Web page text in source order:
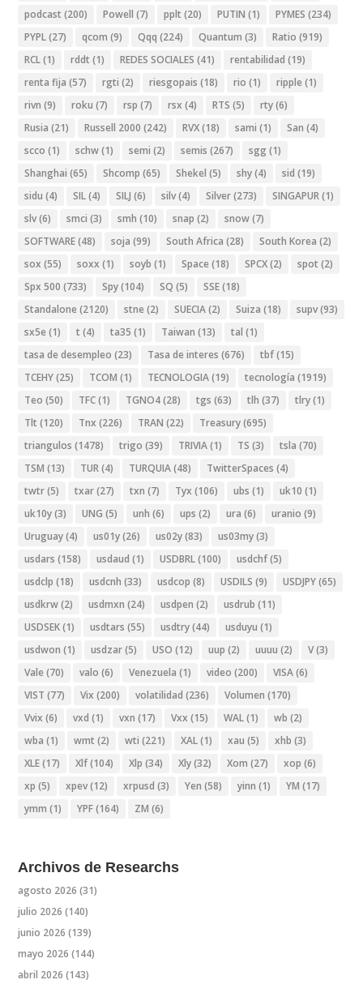
podcast (200) Powell (7) pplt (20) PUTIN (1) PYMES (234)
PYPL(27) qcom (9) Qqq (224) Quantum (3) Ratio (919)
RCL(1) rddt (1) REDES SOCIALES (41) rentabilidad (19)
renta fija (57) rgti (2) riesgopais (18) rio (1) ripple (1)
rivn (9) roku (7) rsp (7) rsx (4) RTS (5) rty(6)
Rusia (21) Russell 2000 (242) RVX(18) sami (1) San (4)
scco (1) schw(1) semi (2) semis (267) sgg (1)
Shanghai (65) Shcomp (65) Shekel (5) shy(4) sid (19)
sidu (4) SIL(4) SILJ (6) silv(4) Silver(273) SINGAPUR(1)
slv(6) smci (3) smh (10) snap (2) snow(7)
SOFTWARE(48) soja (99) South Africa (28) South Korea (2)
sox (55) soxx (1) soyb (1) Space (18) SPCX(2) spot (2)
Spx 500 (733) Spy(104) SQ (5) SSE(18)
Standalone (2120) stne (2) SUECIA(2) Suiza (18) supv(93)
sx5e (1) t (4) ta35 (1) Taiwan (13) tal (1)
tasa de desempleo (23) Tasa de interes (676) tbf(15)
TCEHY(25) TCOM (1) TECNOLOGIA(19) tecnología (1919)
Teo (50) TFC(1) TGNO4(28) tgs (63) tlh (37) tlry(1)
Tlt (120) Tnx (226) TRAN (22) Treasury(695)
triangulos (1478) trigo (39) TRIVIA(1) TS (3) tsla (70)
TSM (13) TUR(4) TURQUIA(48) TwitterSpaces (4)
twtr(5) txar(27) txn (7) Tyx (106) ubs (1) uk10 (1)
uk10y(3) UNG (5) unh (6) ups (2) ura (6) uranio (9)
Uruguay(4) us01y(26) us02y(83) us03my(3)
usdars (158) usdaud (1) USDBRL(100) usdchf(5)
usdclp (18) usdcnh (33) usdcop (8) USDILS (9) USDJPY(65)
usdkrw(2) usdmxn (24) usdpen (2) usdrub (11)
USDSEK(1) usdtars (55) usdtry(44) usduyu (1)
usdwon (1) usdzar(5) USO (12) uup (2) uuuu (2) V(3)
Vale (70) valo (6) Venezuela (1) video (200) VISA(6)
VIST (77) Vix (200) volatilidad (236) Volumen (170)
Vvix (6) vxd (1) vxn (17) Vxx (15) WAL(1) wb (2)
wba (1) wmt (2) wti (221) XAL(1) xau (5) xhb (3)
XLE(17) Xlf(104) Xlp (34) Xly(32) Xom (27) xop (6)
xp (5) xpev(12) xrpusd (3) Yen (58) yinn (1) YM (17)
ymm (1) YPF(164) ZM (6)
Archivos de Researchs
agosto 2026 (31)
julio 2026 (140)
junio 2026 (139)
mayo 2026 (144)
abril 2026 (143)